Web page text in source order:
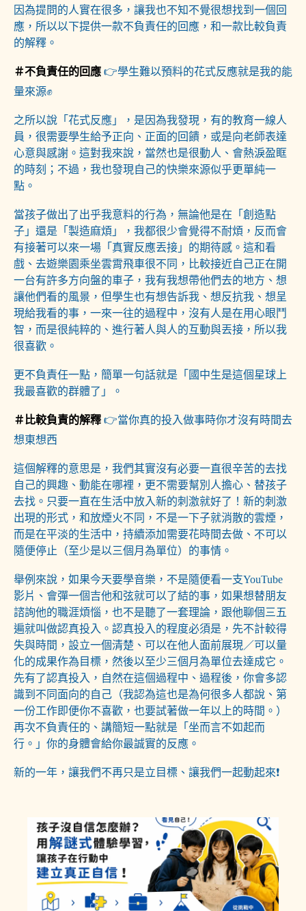
因為提問的人實在很多，讓我也不知不覺很想找到一個回
應，所以以下提供一款不負責任的回應，和一款比較負責
的解釋。
＃不負責任的回應 👉學生難以預料的花式反應就是我的能
量來源✊
之所以說「花式反應」，是因為我發現，有的教育一線人
員，很需要學生給予正向、正面的回饋，或是向老師表達
心意與感謝。這對我來說，當然也是很動人、會熱淚盈眶
的時刻；不過，我也發現自己的快樂來源似乎更單純一
點。
當孩子做出了出乎我意料的行為，無論他是在「創造點
子」還是「製造麻煩」，我都很少會覺得不耐煩，反而會
有接著可以來一場「真實反應丟接」的期待感。這和看
戲、去遊樂園乘坐雲霄飛車很不同，比較接近自己正在開
一台有許多方向盤的車子，我有我想帶他們去的地方、想
讓他們看的風景，但學生也有想告訴我、想反抗我、想呈
現給我看的事，一來一往的過程中，沒有人是在用心眼鬥
智，而是很純粹的、進行著人與人的互動與丟接，所以我
很喜歡。
更不負責任一點，簡單一句話就是「國中生是這個星球上
我最喜歡的群體了」。
＃比較負責的解釋 👉當你真的投入做事時你才沒有時間去
想東想西
這個解釋的意思是，我們其實沒有必要一直很辛苦的去找
自己的興趣、動能在哪裡，更不需要幫別人擔心、替孩子
去找。只要一直在生活中放入新的刺激就好了！新的刺激
出現的形式，和放煙火不同，不是一下子就消散的雲煙，
而是在平淡的生活中，持續添加需要花時間去做、不可以
隨便停止（至少是以三個月為單位）的事情。
舉例來說，如果今天要學音樂，不是隨便看一支YouTube
影片、會彈一個吉他和弦就可以了結的事，如果想替朋友
諮詢他的職涯煩惱，也不是聽了一套理論，跟他聊個三五
遍就叫做認真投入。認真投入的程度必須是，先不計較得
失與時間，設立一個清楚、可以在他人面前展現／可以量
化的成果作為目標，然後以至少三個月為單位去達成它。
先有了認真投入，自然在這個過程中、過程後，你會多認
識到不同面向的自己（我認為這也是為何很多人都說、第
一份工作即便你不喜歡，也要試著做一年以上的時間。）
再次不負責任的、講簡短一點就是「坐而言不如起而
行。」你的身體會給你最誠實的反應。
新的一年，讓我們不再只是立目標、讓我們一起動起來❗